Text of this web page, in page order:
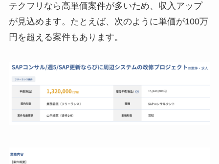
テクフリなら高単価案件が多いため、収入アップ
が見込めます。たとえば、次のように単価が100万
円を超える案件もあります。